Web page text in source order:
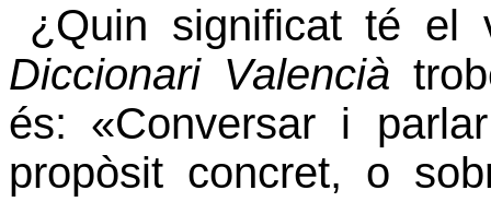
¿Quin significat té
Diccionari Valencià
és: «Conversar i
propòsit concret, o